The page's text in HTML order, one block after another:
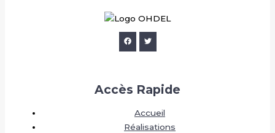
Accès Rapide
Accueil
Réalisations